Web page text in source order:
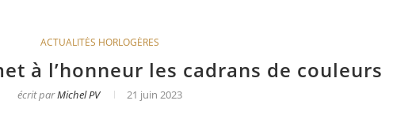
ACTUALITÉS HORLOGÈRES
à l’honneur les cadrans de couleurs
écrit parMichel PV 21 juin 2023